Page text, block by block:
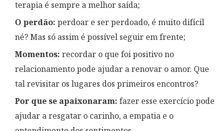
terapia é sempre a melhor saída;
O perdão: perdoar e ser perdoado, é muito difícil
né? Mas só assim é possível seguir em frente;
Momentos: recordar o que foi positivo no
relacionamento pode ajudar a renovar o amor. Que
tal revisitar os lugares dos primeiros encontros?
Por que se apaixonaram: fazer esse exercício pode
ajudar a resgatar o carinho, a empatia e o